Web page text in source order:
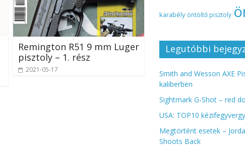
Remington R51 9 mm Luger
pisztoly – 1. rész
2021-05-17
karabély öntöltő pisztoly
Legutóbbi
Smith and Wesson AXE
kaliberben
Sightmark G-Shot – red
USA: TOP10
Megtörtént esetek –
Shoots Back